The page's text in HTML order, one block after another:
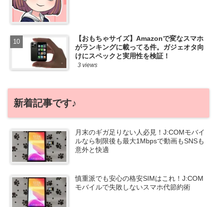
【おもちゃサイズ】Amazonで変なスマホ
がランキングに載ってる件。ガジェオタ向
けにスペックと実用性を検証！
3 views
新着記事です♪
月末のギガ足りない人必見！J:COMモバイ
ルなら制限後も最大1Mbpsで動画もSNSも
意外と快適
慎重派でも安心の格安SIMはこれ！J:COM
モバイルで失敗しないスマホ代節約術